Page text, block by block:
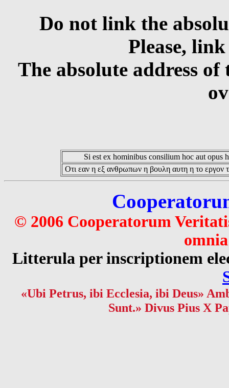
Do not link the
Please,
The absolute address
Si est ex hominibus consilium hoc aut opus
Οτι εαν η εξ ανθρωπων η βουλη αυτη η το εργον
© 2006 Cooperatorum
Litterula per inscriptionem
«Ubi Petrus, ibi Ecclesia, ibi Deus»
Sunt.» Divus Pius X